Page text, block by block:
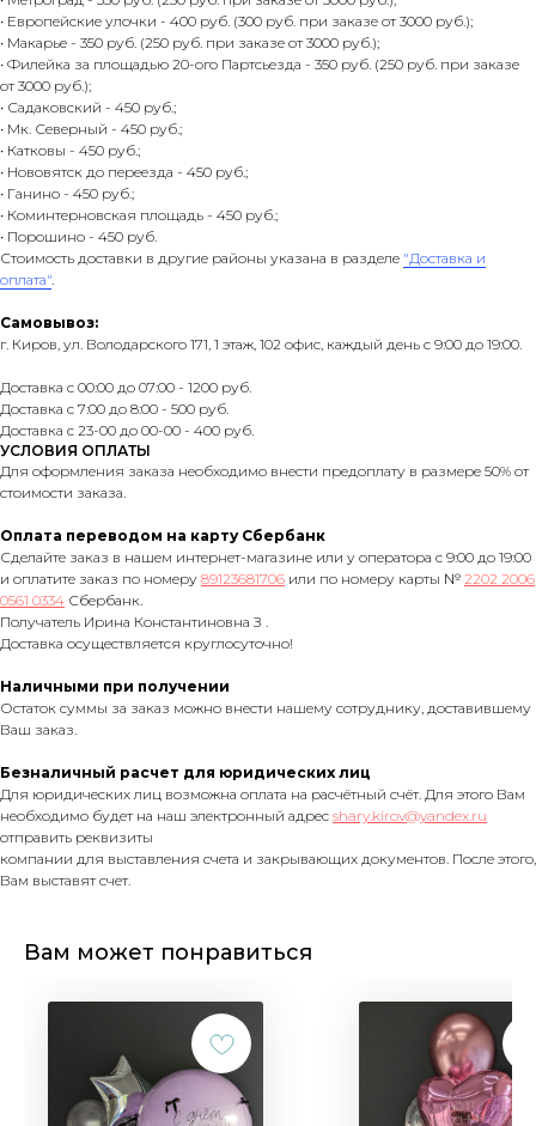
• Европейские улочки - 400 руб. (300 руб. при заказе от 3000 руб.);
• Макарье - 350 руб. (250 руб. при заказе от 3000 руб.);
• Филейка за площадью 20-ого Партсьезда - 350 руб. (250 руб. при заказе
от 3000 руб.);
• Садаковский - 450 руб.;
• Мк. Северный - 450 руб.;
• Катковы - 450 руб.;
• Нововятск до переезда - 450 руб.;
• Ганино - 450 руб.;
• Коминтерновская площадь - 450 руб.;
• Порошино - 450 руб.
Стоимость доставки в другие районы указана в разделе "Доставка и
оплата".
Самовывоз:
г. Киров, ул. Володарского 171, 1 этаж, 102 офис, каждый день с 9:00 до 19:00.
Доставка с 00:00 до 07:00 - 1200 руб.
Доставка с 7:00 до 8:00 - 500 руб.
Доставка с 23-00 до 00-00 - 400 руб.
УСЛОВИЯ ОПЛАТЫ
Для оформления заказа необходимо внести предоплату в размере 50% от
стоимости заказа.
Оплата переводом на карту Сбербанк
Сделайте заказ в нашем интернет-магазине или у оператора с 9:00 до 19:00
и оплатите заказ по номеру 89123681706 или по номеру карты № 2202 2006
0561 0334 Сбербанк.
Получатель Ирина Константиновна З .
Доставка осуществляется круглосуточно!
Наличными при получении
Остаток суммы за заказ можно внести нашему сотруднику, доставившему
Ваш заказ.
Безналичный расчет для юридических лиц
Для юридических лиц возможна оплата на расчётный счёт. Для этого Вам
необходимо будет на наш электронный адрес shary.kirov@yandex.ru
отправить реквизиты
компании для выставления счета и закрывающих документов. После этого,
Вам выставят счет.
Вам может понравиться